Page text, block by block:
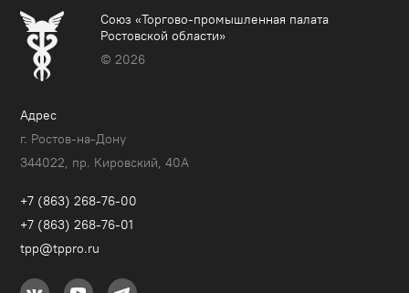
Союз «Торгово-промышленная палата
Ростовской области»
© 2026
Адрес
г. Ростов-на-Дону
344022, пр. Кировский, 40A
+7 (863) 268-76-00
+7 (863) 268-76-01
tpp@tppro.ru